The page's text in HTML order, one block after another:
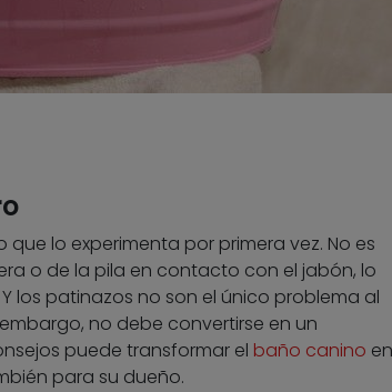
lo experimenta por primera vez. No es
o de la pila en contacto con el jabón, lo
los patinazos no son el único problema al
no debe convertirse en un
puede transformar el baño canino en
para su dueño.